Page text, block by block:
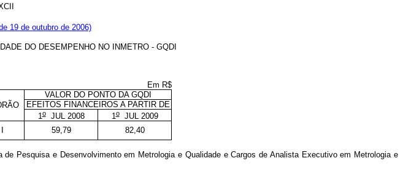
19 de outubro de 2006)
DO DESEMPENHO NO INMETRO - GQDI
Em R$
VALOR DO PONTO DA GQDI
EFEITOS FINANCEIROS A PARTIR DE
1oJUL 2008 1oJUL 2009
I 59,79 82,40
Pesquisa e Desenvolvimento em Metrologia e Qualidade e Cargos de Analista Executivo em Metrologia e